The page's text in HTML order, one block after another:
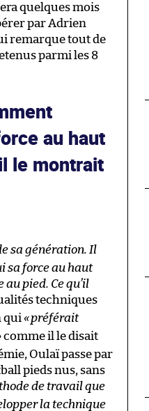
quelques mois
par Adrien
remarque tout de
parmi les 8
au haut
le montrait
sa génération. Il
sa force au haut
pied. Ce qu’il
techniques
qui «préférait
comme il le disait
Oulaï passe par
pieds nus, sans
de travail que
la technique